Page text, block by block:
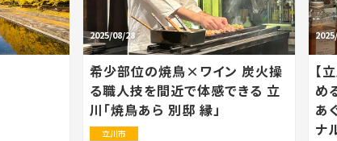
2025/08/28
希少部位の焼鳥×ワイン 炭火操
る職人技を間近で体感できる 立
川「焼鳥あら 別邸 縁」
立川市
【
め
あ
ナ